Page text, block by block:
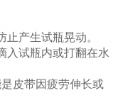
产生试瓶晃动。
入试瓶内或打翻在水
皮带因疲劳伸长或